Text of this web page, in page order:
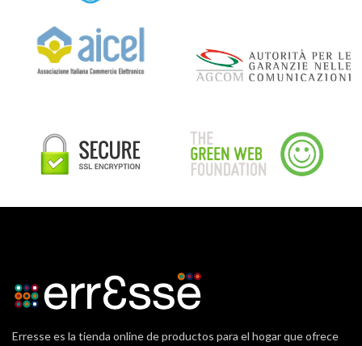
Erresse es la tienda online de productos para el hogar que ofrece